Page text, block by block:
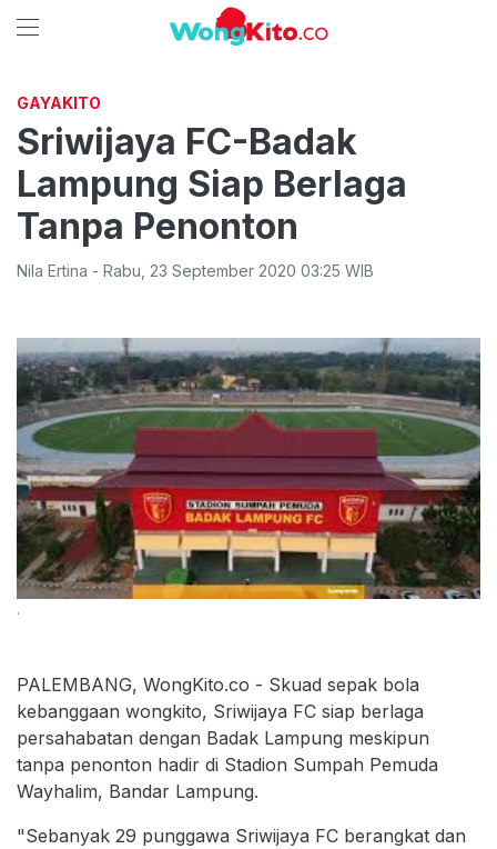
GAYAKITO
Sriwijaya FC-Badak
Lampung Siap Berlaga
Tanpa Penonton
Nila Ertina - Rabu 23 September 2020 03:25 WIB
.
PALEMBANG, WongKito.co - Skuad sepak bola
kebanggaan wongkito, Sriwijaya FC siap berlaga
persahabatan dengan Badak Lampung meskipun
tanpa penonton hadir di Stadion Sumpah Pemuda
Wayhalim, Bandar Lampung.
"Sebanyak 29 punggawa Sriwijaya FC berangkat dan